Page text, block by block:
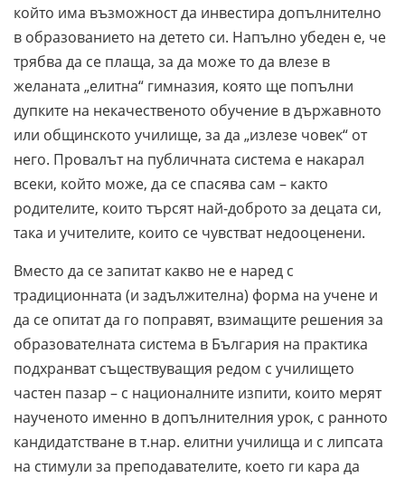
който има възможност да инвестира допълнително
в образованието на детето си. Напълно убеден е, че
трябва да се плаща, за да може то да влезе в
желаната „елитна“ гимназия, която ще попълни
дупките на некачественото обучение в държавното
или общинското училище, за да „излезе човек“ от
него. Провалът на публичната система е накарал
всеки, който може, да се спасява сам – както
родителите, които търсят най-доброто за децата си,
така и учителите, които се чувстват недооценени.
Вместо да се запитат какво не е наред с
традиционната (и задължителна) форма на учене и
да се опитат да го поправят, взимащите решения за
образователната система в България на практика
подхранват съществуващия редом с училището
частен пазар – с националните изпити, които мерят
наученото именно в допълнителния урок, с ранното
кандидатстване в т.нар. елитни училища и с липсата
на стимули за преподавателите, което ги кара да